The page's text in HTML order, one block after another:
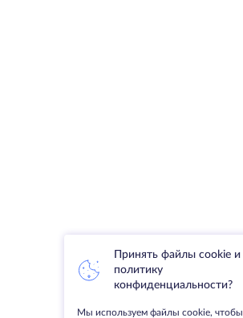
Принять файлы cookie и
политику
конфиденциальности?
Мы используем файлы cookie, чтобы